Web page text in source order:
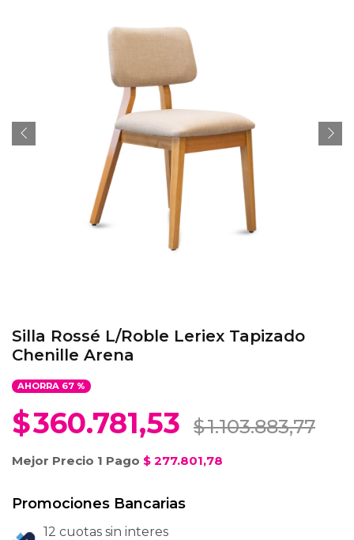
Silla Rossé L/Roble Leriex Tapizado
Chenille Arena
AHORRA 67%
$360.781,53 $1.103.883,77
Mejor Precio 1 Pago $ 277.801,78
Promociones Bancarias
12 cuotas sin interes